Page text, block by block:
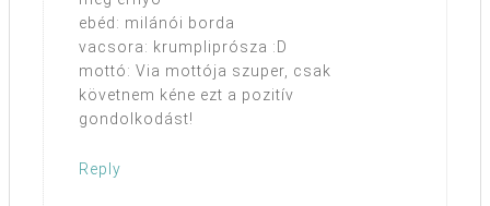
ebéd: milánói borda
vacsora: krumpliprósza :D
mottó: Via mottója szuper, csak
követnem kéne ezt a pozitív
gondolkodást!
Reply